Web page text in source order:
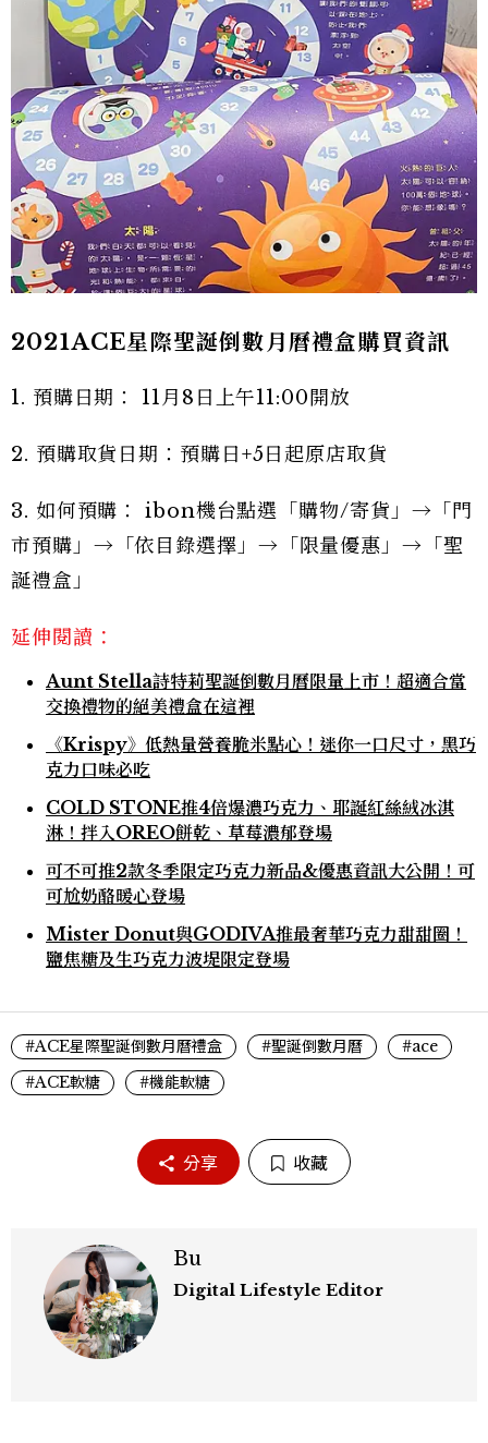
2021ACE星際聖誕倒數月曆禮盒購買資訊
1. 預購日期： 11月8日上午11:00開放
2. 預購取貨日期：預購日+5日起原店取貨
3. 如何預購： ibon機台點選「購物/寄貨」→「門
市預購」→「依目錄選擇」→「限量優惠」→「聖
誕禮盒」
延伸閱讀：
Aunt Stella詩特莉聖誕倒數月曆限量上市！超適合當
交換禮物的絕美禮盒在這裡
《Krispy》低熱量營養脆米點心！迷你一口尺寸，黑巧
克力口味必吃
COLD STONE推4倍爆濃巧克力、耶誕紅絲絨冰淇
淋！拌入OREO餅乾、草莓濃郁登場
可不可推2款冬季限定巧克力新品&優惠資訊大公開！可
可尬奶酪暖心登場
Mister Donut與GODIVA推最奢華巧克力甜甜圈！
鹽焦糖及生巧克力波堤限定登場
#ACE星際聖誕倒數月曆禮盒 #聖誕倒數月曆
#ace
#ACE軟糖
#機能軟糖
分享 收藏
Bu
Digital Lifestyle Editor